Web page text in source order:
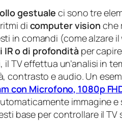
gestuale ci sono tre
di computer vision che
in comandi (come alzare
IR o di profonditàper
il TV effettua un’analisi in
contrasto e audio. Un
con Microfono, 1080p
immagine e
base per controllare il TV